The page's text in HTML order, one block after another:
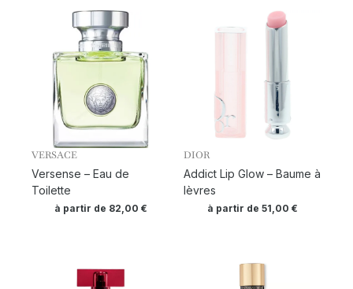
VERSACE
Versense – Eau de
Toilette
à partir de 82,00 €
DIOR
Addict Lip Glow – Baume à
lèvres
à partir de 51,00 €